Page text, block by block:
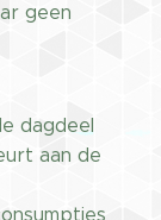
geen
dagdeel
aan de